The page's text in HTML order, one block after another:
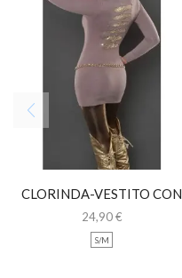
CLORINDA-VESTITO CON
INSERTI ORO
24,90€
S/M